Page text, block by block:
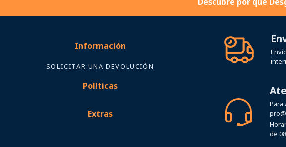
SOLICITAR UNA DEVOLUCIÓN
Políticas
de